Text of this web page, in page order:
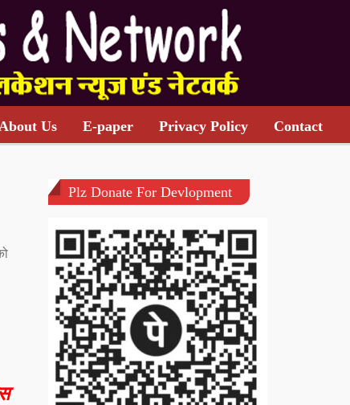
Us E-paper Privacy Policy Contact
Plz Donate For Devlopment